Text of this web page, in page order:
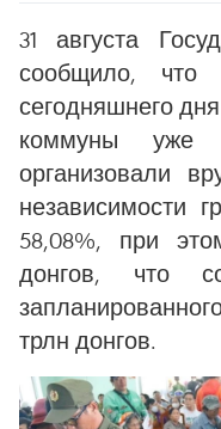
31 августа
сообщило, что
сегодняшнего дня
коммуны уже
организовали
независимости
58,08%, при
донгов, что
трлн донгов.